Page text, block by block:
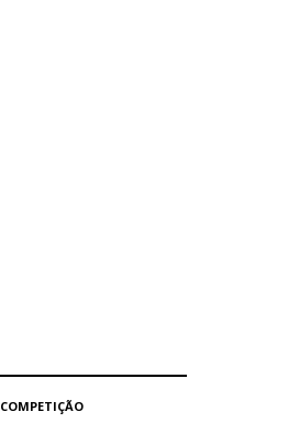
COMPETIÇÃO